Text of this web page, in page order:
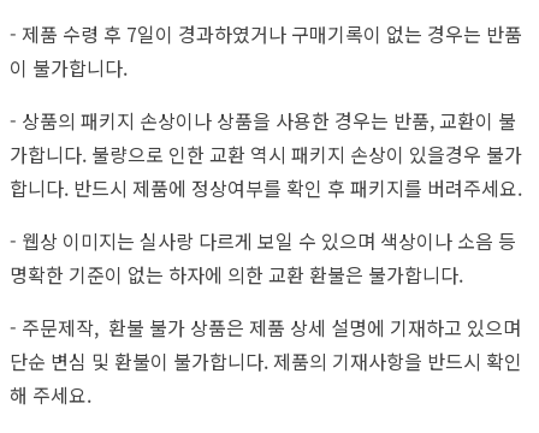
- 제품 수령 후 7일이 경과하였거나 구매기록이 없는 경우는 반품
이 불가합니다.
- 상품의 패키지 손상이나 상품을 사용한 경우는 반품, 교환이 불
가합니다. 불량으로 인한 교환 역시 패키지 손상이 있을경우 불가
합니다. 반드시 제품에 정상여부를 확인 후 패키지를 버려주세요.
- 웹상 이미지는 실사랑 다르게 보일 수 있으며 색상이나 소음 등
명확한 기준이 없는 하자에 의한 교환 환불은 불가합니다.
- 주문제작, 환불 불가 상품은 제품 상세 설명에 기재하고 있으며
단순 변심 및 환불이 불가합니다. 제품의 기재사항을 반드시 확인
해 주세요.